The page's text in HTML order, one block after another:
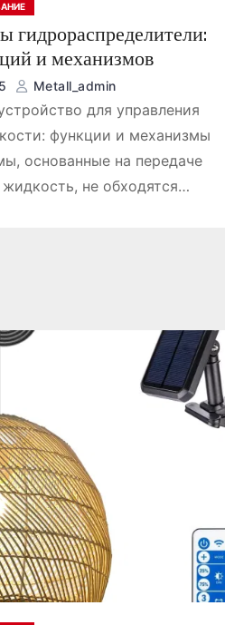
гидрораспределители:
и механизмов
Metall_admin
для управления
функции и механизмы
основанные на передаче
жидкость, не обходятся…